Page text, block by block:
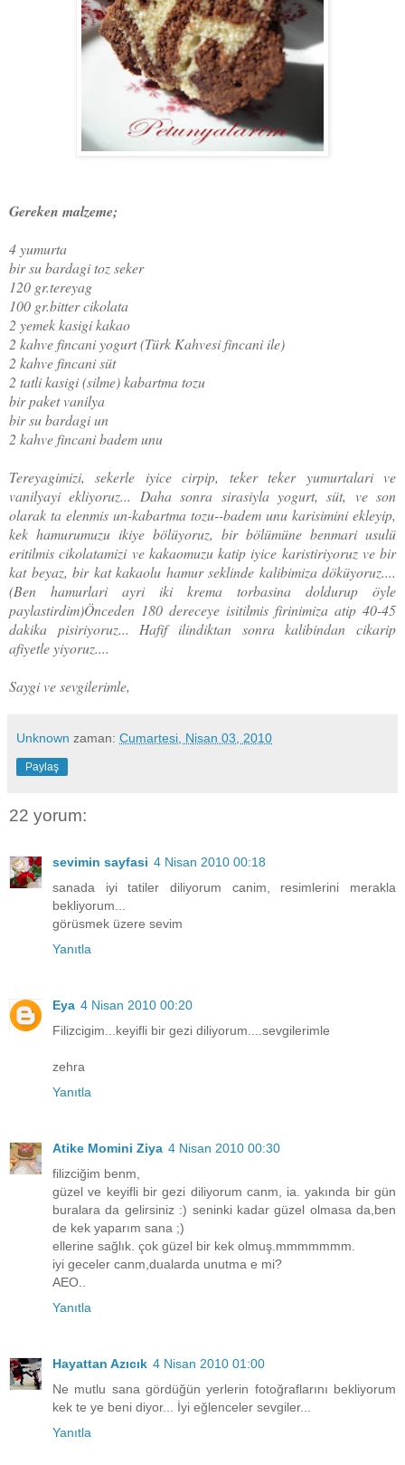
Gereken malzeme;
4 yumurta
bir su bardagi toz seker
120 gr.tereyag
100 gr.bitter cikolata
2 yemek kasigi kakao
2 kahve fincani yogurt (Türk Kahvesi fincani ile)
2 kahve fincani süt
2 tatli kasigi (silme) kabartma tozu
bir paket vanilya
bir su bardagi un
2 kahve fincani badem unu
Tereyagimizi, sekerle iyice cirpip, teker teker yumurtalari ve
vanilyayi ekliyoruz... Daha sonra sirasiyla yogurt, süt, ve son
olarak ta elenmis un-kabartma tozu--badem unu karisimini ekleyip,
kek hamurumuzu ikiye bölüyoruz, bir bölümüne benmari usulü
eritilmis cikolatamizi ve kakaomuzu katip iyice karistiriyoruz ve bir
kat beyaz, bir kat kakaolu hamur seklinde kalibimiza döküyoruz....
(Ben hamurlari ayri iki krema torbasina doldurup öyle
paylastirdim)Önceden 180 dereceye isitilmis firinimiza atip 40-45
dakika pisiriyoruz... Hafif ilindiktan sonra kalibindan cikarip
afiyetle yiyoruz....
Saygi ve sevgilerimle,
Unknown zaman: Cumartesi, Nisan 03, 2010
Paylaş
22 yorum:
sevimin sayfasi 4 Nisan 2010 00:18
sanada iyi tatiler diliyorum canim, resimlerini merakla
bekliyorum...
görüsmek üzere sevim
Yanıtla
Eya 4 Nisan 2010 00:20
Filizcigim...keyifli bir gezi diliyorum....sevgilerimle
zehra
Yanıtla
Atike Momini Ziya 4 Nisan 2010 00:30
filizciğim benm,
güzel ve keyifli bir gezi diliyorum canm, ia. yakında bir gün
buralara da gelirsiniz :) seninki kadar güzel olmasa da,ben
de kek yaparım sana ;)
ellerine sağlık. çok güzel bir kek olmuş.mmmmmmm.
iyi geceler canm,dualarda unutma e mi?
AEO..
Yanıtla
Hayattan Azıcık 4 Nisan 2010 01:00
Ne mutlu sana gördüğün yerlerin fotoğraflarını bekliyorum
kek te ye beni diyor... İyi eğlenceler sevgiler...
Yanıtla